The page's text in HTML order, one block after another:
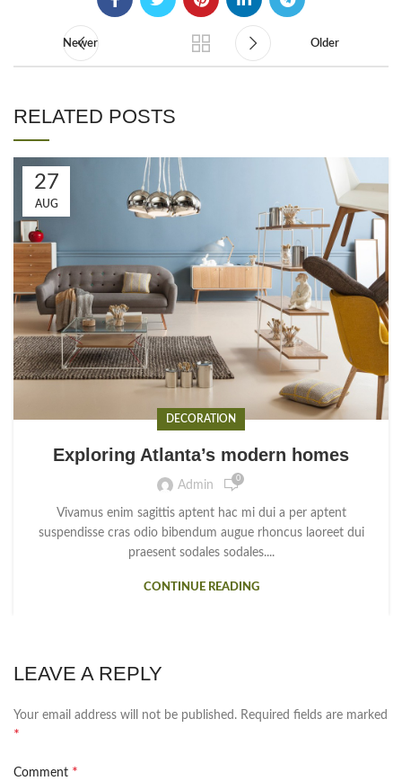
Newer Older
RELATED POSTS
27
AUG
DECORATION
Exploring Atlanta’s modern homes
Admin 0
Vivamus enim sagittis aptent hac mi dui a per aptent
suspendisse cras odio bibendum augue rhoncus laoreet dui
praesent sodales sodales....
CONTINUE READING
LEAVE A REPLY
Your email address will not be published. Required fields are marked
*
Comment *